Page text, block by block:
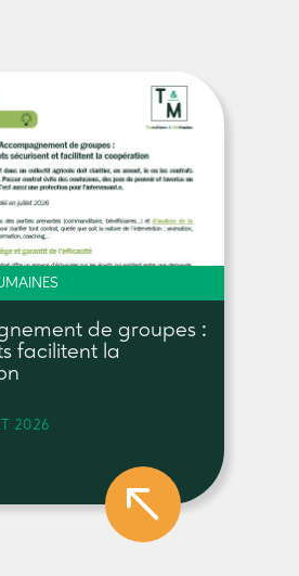
de groupes :
facilitent la
2026